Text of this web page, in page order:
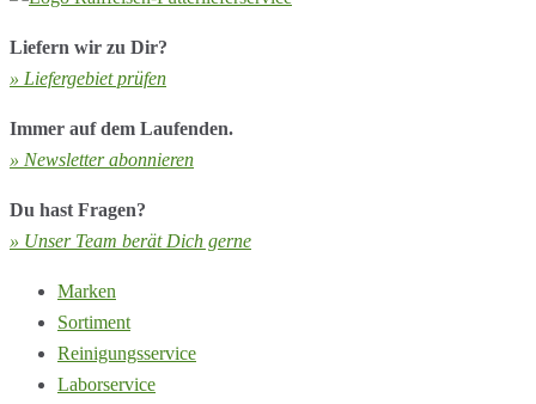
Liefern wir zu Dir?
» Liefergebiet prüfen
Immer auf dem Laufenden.
» Newsletter abonnieren
Du hast Fragen?
» Unser Team berät Dich gerne
Marken
Sortiment
Reinigungsservice
Laborservice